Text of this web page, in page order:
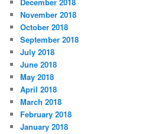
November 2018
October 2018
September 2018
July 2018
June 2018
May 2018
April 2018
March 2018
February 2018
January 2018